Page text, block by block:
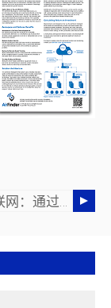
开源和物联网：通过协作创新